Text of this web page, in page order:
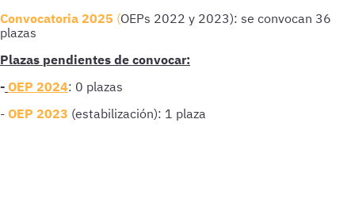
Convocatoria 2025 (OEPs 2022 y 2023): se convocan 36
plazas
Plazas pendientes de convocar:
- OEP 2024: 0 plazas
- OEP 2023 (estabilización): 1 plaza